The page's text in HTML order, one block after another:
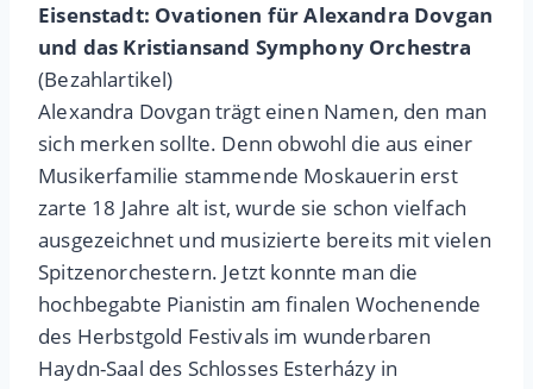
Eisenstadt: Ovationen für Alexandra Dovgan
und das Kristiansand Symphony Orchestra
(Bezahlartikel)
Alexandra Dovgan trägt einen Namen, den man
sich merken sollte. Denn obwohl die aus einer
Musikerfamilie stammende Moskauerin erst
zarte 18 Jahre alt ist, wurde sie schon vielfach
ausgezeichnet und musizierte bereits mit vielen
Spitzenorchestern. Jetzt konnte man die
hochbegabte Pianistin am finalen Wochenende
des Herbstgold Festivals im wunderbaren
Haydn-Saal des Schlosses Esterházy in